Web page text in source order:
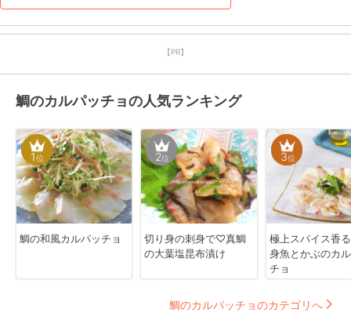
【PR】
鯛のカルパッチョの人気ランキング
1位
鯛の和風カルパッチョ
2位
切り身の刺身で♡真鯛
の大葉塩昆布漬け
3位
極上スパイス香
身魚とかぶのカ
チョ
鯛のカルパッチョのカテゴリへ